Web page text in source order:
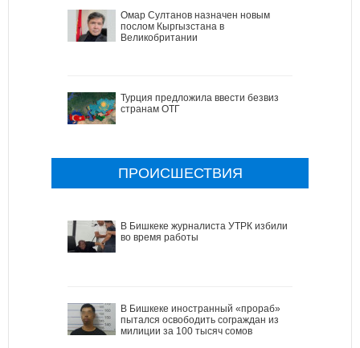
Омар Султанов назначен новым
послом Кыргызстана в
Великобритании
Турция предложила ввести безвиз
странам ОТГ
ПРОИСШЕСТВИЯ
В Бишкеке журналиста УТРК избили
во время работы
В Бишкеке иностранный «прораб»
пытался освободить сограждан из
милиции за 100 тысяч сомов